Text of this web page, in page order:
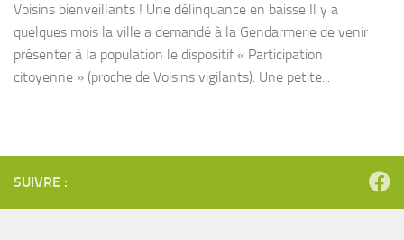
Voisins bienveillants ! Une délinquance en baisse Il y a
quelques mois la ville a demandé à la Gendarmerie de venir
présenter à la population le dispositif « Participation
citoyenne » (proche de Voisins vigilants). Une petite...
SUIVRE :